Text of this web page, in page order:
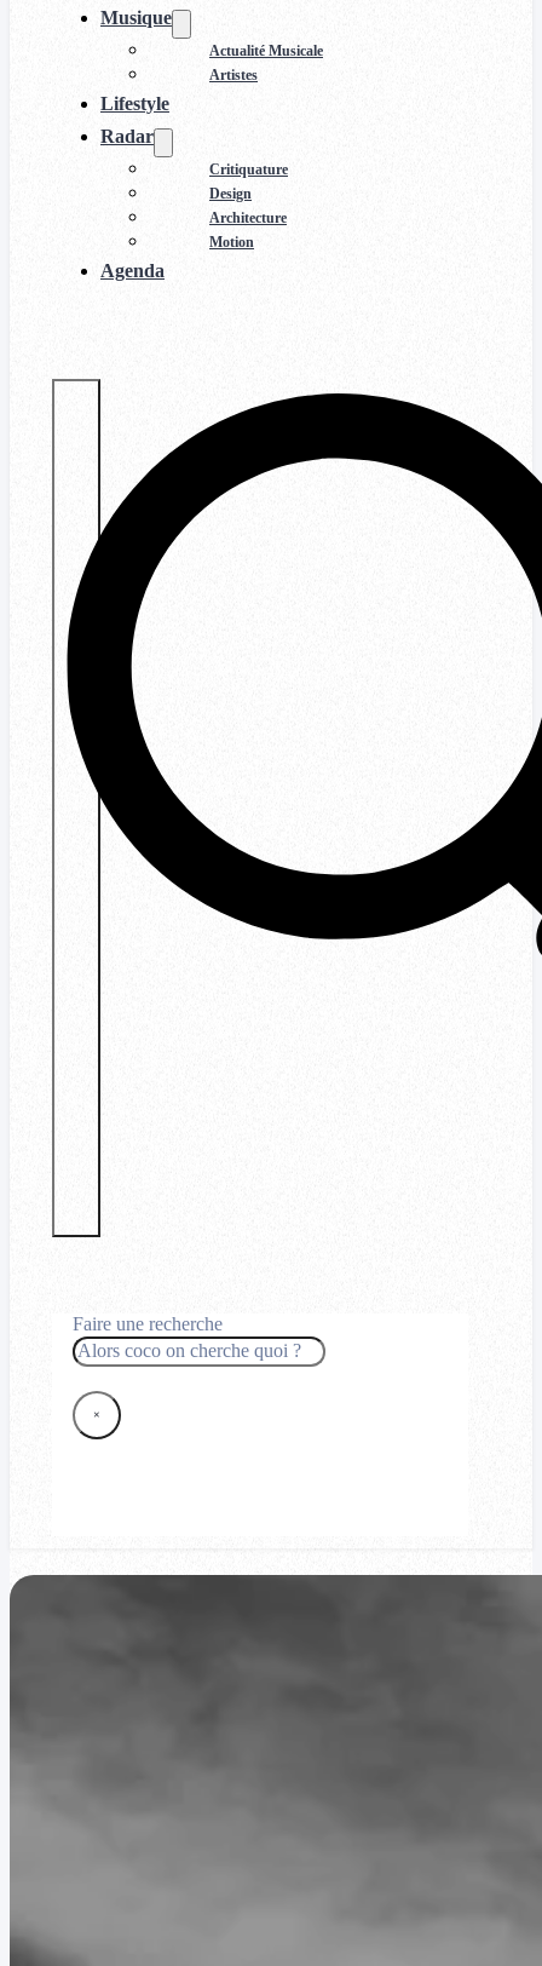
Musique
Actualité Musicale
Artistes
Lifestyle
Radar
Critiquature
Design
Architecture
Motion
Agenda
Faire une recherche
Rechercher
×